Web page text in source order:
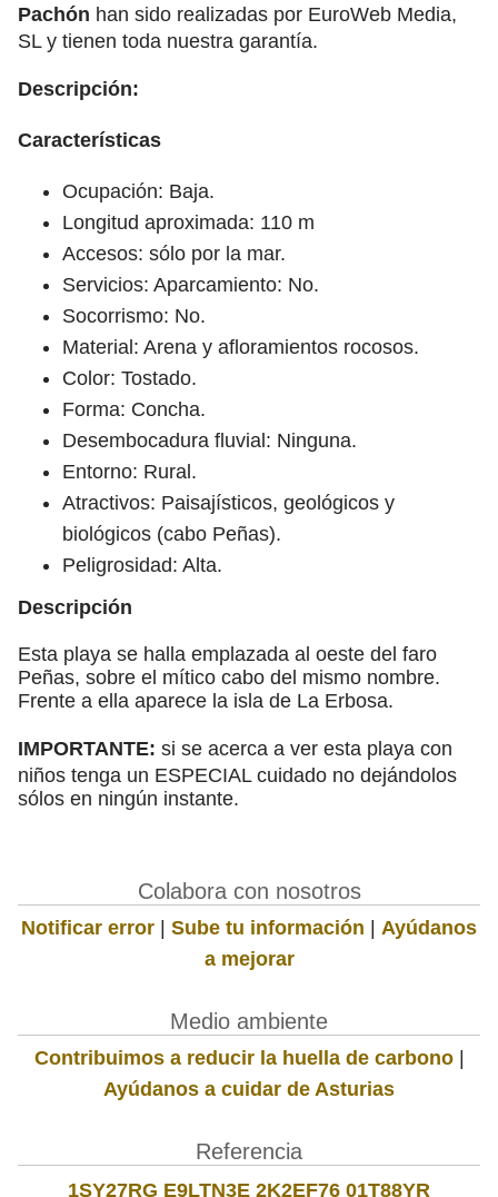
Pachón han sido realizadas por EuroWeb Media,
SL y tienen toda nuestra garantía.
Descripción:
Características
Ocupación: Baja.
Longitud aproximada: 110 m
Accesos: sólo por la mar.
Servicios: Aparcamiento: No.
Socorrismo: No.
Material: Arena y afloramientos rocosos.
Color: Tostado.
Forma: Concha.
Desembocadura fluvial: Ninguna.
Entorno: Rural.
Atractivos: Paisajísticos, geológicos y
biológicos (cabo Peñas).
Peligrosidad: Alta.
Descripción
Esta playa se halla emplazada al oeste del faro
Peñas, sobre el mítico cabo del mismo nombre.
Frente a ella aparece la isla de La Erbosa.
IMPORTANTE: si se acerca a ver esta playa con
niños tenga un ESPECIAL cuidado no dejándolos
sólos en ningún instante.
Colabora con nosotros
Notificar error | Sube tu información | Ayúdanos
a mejorar
Medio ambiente
Contribuimos a reducir la huella de carbono|
Ayúdanos a cuidar de Asturias
Referencia
1SY27RG E9LTN3E 2K2EF76 01T88YR